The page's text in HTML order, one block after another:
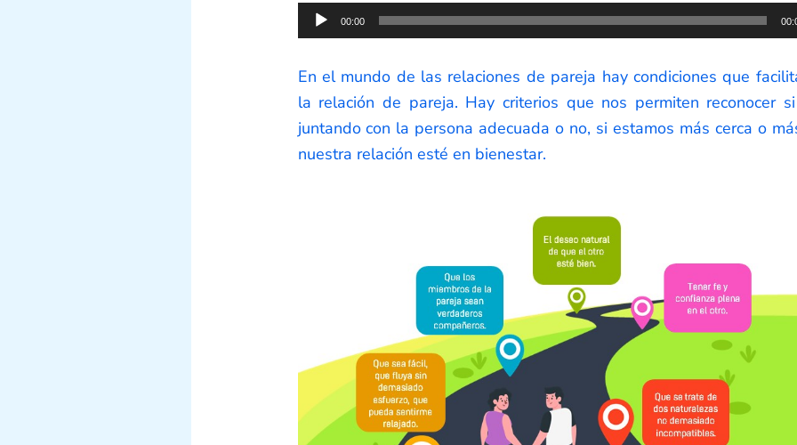
Reproductor
de
audio
00:00
En el mundo de las relaciones de pareja hay condiciones que
la relación de pareja. Hay criterios que nos permiten reconocer
juntando con la persona adecuada o no, si estamos más cerca o
nuestra relación esté en bienestar.